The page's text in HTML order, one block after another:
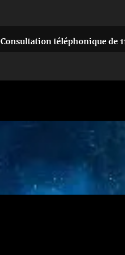
Consultation téléphonique de